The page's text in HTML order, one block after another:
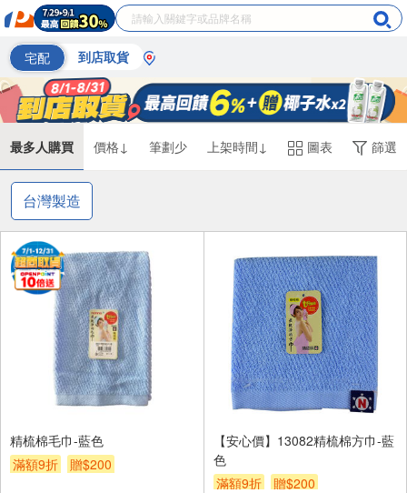
宅配 到店取貨
最多人購買 價格↓ 筆劃少 上架時間↓ 圖表 篩選
台灣製造
精梳棉毛巾-藍色
滿額9折
贈$200
【安心價】13082精梳棉方巾-藍
色
滿額9折
贈$200